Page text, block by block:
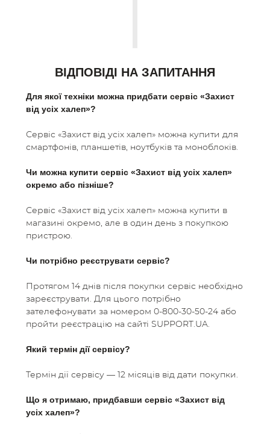
СПІВПРАЦЯ
ВАКАНСІЇ
БЛОҐ
ВІДПОВІДІ НА ЗАПИТАННЯ
Для якої техніки можна придбати сервіс «Захист
від усіх халеп»?
Сервіс «Захист від усіх халеп» можна купити для
смартфонів, планшетів, ноутбуків та моноблоків.
Чи можна купити сервіс «Захист від усіх халеп»
окремо або пізніше?
Сервіс «Захист від усіх халеп» можна купити в
магазині окремо, але в один день з покупкою
пристрою.
Чи потрібно реєструвати сервіс?
Протягом 14 днів після покупки сервіс необхідно
зареєструвати. Для цього потрібно
зателефонувати за номером 0-800-30-50-24 або
пройти реєстрацію на сайті SUPPORT.UA.
Який термін дії сервісу?
Термін дії сервісу— 12 місяців від дати покупки.
Що я отримаю, придбавши сервіс «Захист від
усіх халеп»?